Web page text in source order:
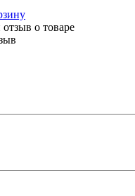
отзыв о товаре